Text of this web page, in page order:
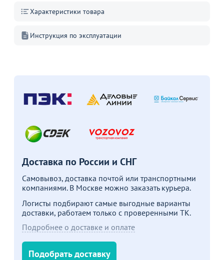
Характеристики товара
Инструкция по эксплуатации
Доставка по России и СНГ
Самовывоз, доставка почтой или транспортными
компаниями. В Москве можно заказать курьера.
Логисты подбирают самые выгодные варианты
доставки, работаем только с проверенными ТК.
Подробнее о доставке и оплате
Подобрать доставку